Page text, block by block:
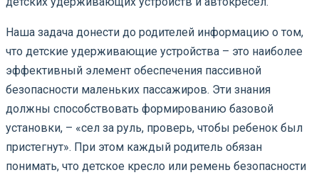
Наша задача донести до родителей информацию о том,
что детские удерживающие устройства – это наиболее
эффективный элемент обеспечения пассивной
безопасности маленьких пассажиров. Эти знания
должны способствовать формированию базовой
установки, – «сел за руль, проверь, чтобы ребенок был
пристегнут». При этом каждый родитель обязан
понимать, что детское кресло или ремень безопасности